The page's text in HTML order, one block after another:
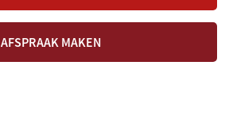
AFSPRAAK MAKEN